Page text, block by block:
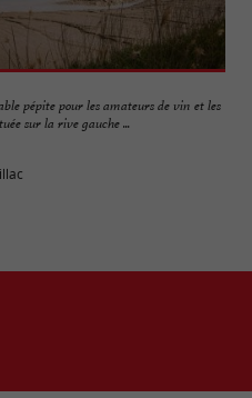
pépite pour les amateurs de vin et les
sur la rive gauche ...